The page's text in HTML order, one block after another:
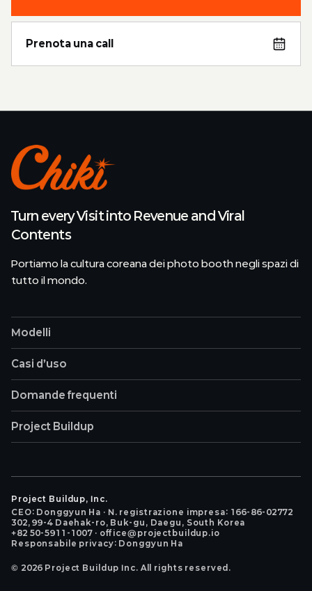
Prenota una call
Turn every Visit into Revenue and Viral
Contents
Portiamo la cultura coreana dei photo booth negli spazi di
tutto il mondo.
Modelli
Casi d’uso
Domande frequenti
Project Buildup
Project Buildup, Inc.
CEO: Donggyun Ha · N. registrazione impresa: 166-86-02772
302, 99-4 Daehak-ro, Buk-gu, Daegu, South Korea
+82 50-5911-1007 · office@projectbuildup.io
Responsabile privacy: Donggyun Ha
© 2026 Project Buildup Inc. All rights reserved.